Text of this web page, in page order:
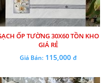
ỐP TƯỜNG 30X60 TỒN KHO
GIÁ RẺ
Giá Bán:115,000 đ